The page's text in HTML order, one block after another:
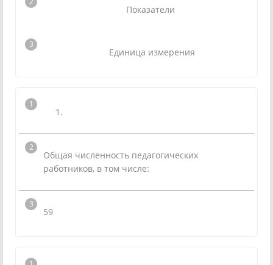
Показатели
Единица измерения
1.
Общая численность педагогических
работников, в том числе:
59